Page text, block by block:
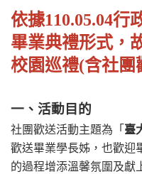
依據110.05.04行
畢業典禮形式，
校園巡禮(含社團
一、活動目的
社團歡送活動主題為「 臺
歡送畢業學長姊，也歡迎
的過程增添溫馨氛圍及獻